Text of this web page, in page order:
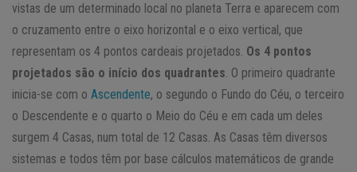
vistas de um determinado local no planeta Terra e aparecem com
o cruzamento entre o eixo horizontal e o eixo vertical, que
representam os 4 pontos cardeais projetados. Os 4 pontos
projetados são o início dos quadrantes. O primeiro quadrante
inicia-se com o Ascendente, o segundo o Fundo do Céu, o terceiro
o Descendente e o quarto o Meio do Céu e em cada um deles
surgem 4 Casas, num total de 12 Casas. As Casas têm diversos
sistemas e todos têm por base cálculos matemáticos de grande